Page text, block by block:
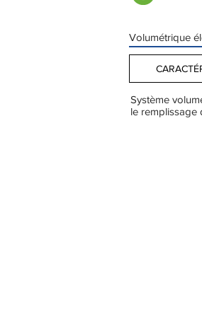
Volumétrique
Système
le remplissage